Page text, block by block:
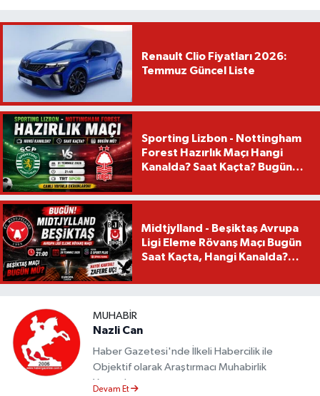
Renault Clio Fiyatları 2026:
Temmuz Güncel Liste
Sporting Lizbon - Nottingham
Forest Hazırlık Maçı Hangi
Kanalda? Saat Kaçta? Bugün
Midtjylland - Beşiktaş Avrupa
Ligi Eleme Rövanş Maçı Bugün
Saat Kaçta, Hangi Kanalda?
MUHABIR
Nazli Can
Haber Gazetesi'nde İlkeli Habercilik ile
Objektif olarak Araştırmacı Muhabirlik
Yapmaktayım.
Devam Et